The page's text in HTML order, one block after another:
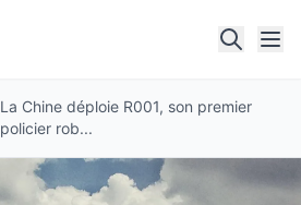
La Chine déploie R001, son premier
policier rob...